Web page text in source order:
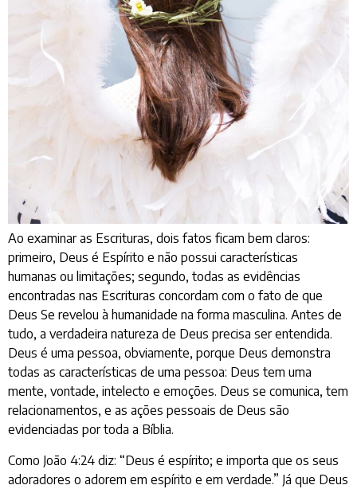
Ao examinar as Escrituras, dois fatos ficam bem claros:
primeiro, Deus é Espírito e não possui características
humanas ou limitações; segundo, todas as evidências
encontradas nas Escrituras concordam com o fato de que
Deus Se revelou à humanidade na forma masculina. Antes de
tudo, a verdadeira natureza de Deus precisa ser entendida.
Deus é uma pessoa, obviamente, porque Deus demonstra
todas as características de uma pessoa: Deus tem uma
mente, vontade, intelecto e emoções. Deus se comunica, tem
relacionamentos, e as ações pessoais de Deus são
evidenciadas por toda a Bíblia.
Como João 4:24 diz: “Deus é espírito; e importa que os seus
adoradores o adorem em espírito e em verdade.” Já que Deus